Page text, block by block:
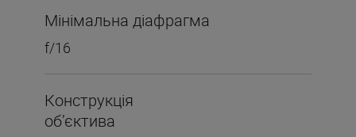
Мінімальна діафрагма
f/16
Конструкція
об’єктива